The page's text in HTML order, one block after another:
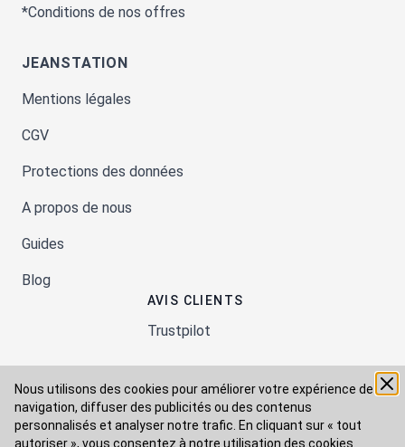
Nous utilisons des cookies pour améliorer votre expérience de
navigation, diffuser des publicités ou des contenus
personnalisés et analyser notre trafic. En cliquant sur « tout
autoriser », vous consentez à notre utilisation des cookies.
*Conditions de nos offres
JEANSTATION
Mentions légales
CGV
Protections des données
A propos de nous
Guides
Blog
AVIS CLIENTS
Trustpilot
Moyens de paiement